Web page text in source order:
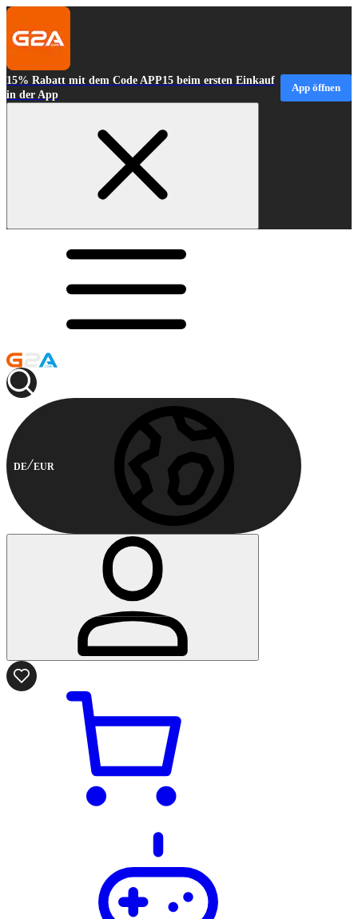
15% Rabatt mit dem Code APP15 beim ersten Einkauf
in der App
App öffnen
DE EUR